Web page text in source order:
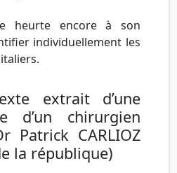
heurte encore à son
individuellement les
extrait d’une
d’un chirurgien
Patrick CARLIOZ
la république)